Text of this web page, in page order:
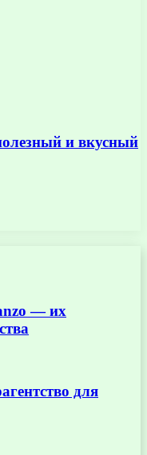
и вкусный
— их
для